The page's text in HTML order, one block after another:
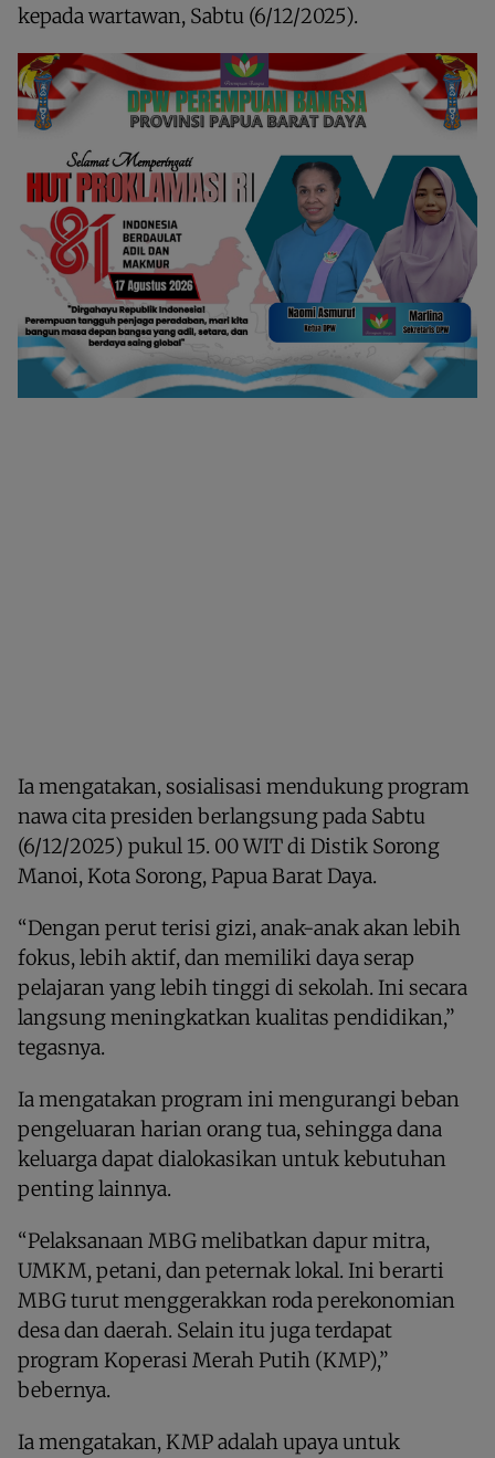
kepada wartawan, Sabtu (6/12/2025).
Ia mengatakan, sosialisasi mendukung program
nawa cita presiden berlangsung pada Sabtu
(6/12/2025) pukul 15. 00 WIT di Distik Sorong
Manoi, Kota Sorong, Papua Barat Daya.
“Dengan perut terisi gizi, anak-anak akan lebih
fokus, lebih aktif, dan memiliki daya serap
pelajaran yang lebih tinggi di sekolah. Ini secara
langsung meningkatkan kualitas pendidikan,”
tegasnya.
Ia mengatakan program ini mengurangi beban
pengeluaran harian orang tua, sehingga dana
keluarga dapat dialokasikan untuk kebutuhan
penting lainnya.
“Pelaksanaan MBG melibatkan dapur mitra,
UMKM, petani, dan peternak lokal. Ini berarti
MBG turut menggerakkan roda perekonomian
desa dan daerah. Selain itu juga terdapat
program Koperasi Merah Putih (KMP),”
bebernya.
Ia mengatakan, KMP adalah upaya untuk